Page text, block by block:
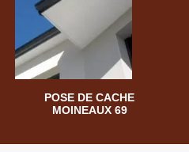
POSE DE CACHE
MOINEAUX 69